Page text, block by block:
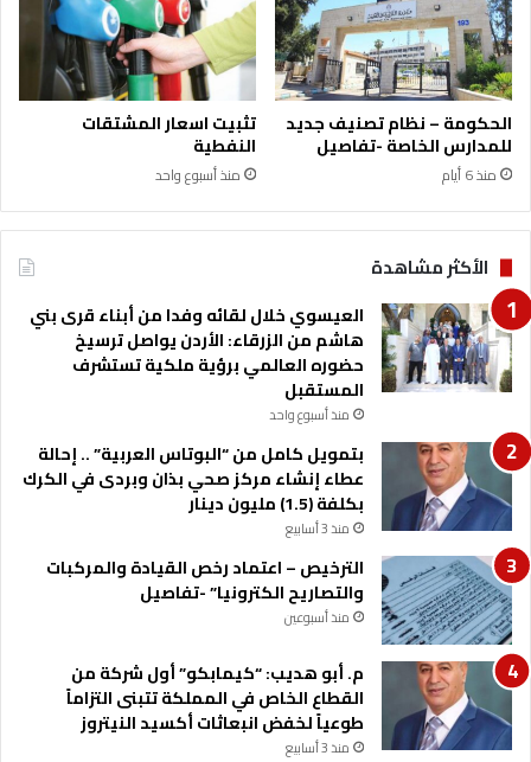
ا
ن
ا
ل
م
د
و
ر
ة
ق
ب
ل
ش
ه
ر
ي
م
ن
و
ع
د
ا
ن
ج
ا
ز
ا
ن
و
م
ق
ت
ل
ا
ث
ن
ي
ن
الحكومة – نظام تصنيف جديد
للمدارس الخاصة -تفاصيل
منذ 6 أيام
تثبيت اسعار المشتقات
النفطية
منذ أسبوع واحد
الأكثر مشاهدة
العيسوي خلال لقائه وفدا من أبناء قرى بني
هاشم من الزرقاء: الأردن يواصل ترسيخ
حضوره العالمي برؤية ملكية تستشرف
المستقبل
منذ أسبوع واحد
بتمويل كامل من “البوتاس العربية” .. إحالة
عطاء إنشاء مركز صحي بذان وبردى في الكرك
بكلفة (1.5) مليون دينار
منذ 3 أسابيع
الترخيص – اعتماد رخص القيادة والمركبات
والتصاريح الكترونيا” -تفاصيل
منذ أسبوعين
م. أبو هديب: “كيمابكو” أول شركة من
القطاع الخاص في المملكة تتبنى التزاماً
طوعياً لخفض انبعاثات أكسيد النيتروز
منذ 3 أسابيع